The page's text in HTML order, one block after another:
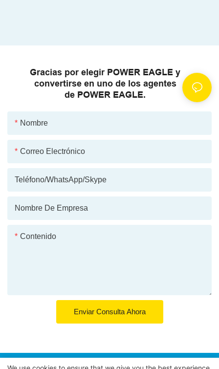
Gracias por elegir POWER EAGLE y
convertirse en uno de los agentes
de POWER EAGLE.
Nombre
Correo Electrónico
Teléfono/WhatsApp/Skype
Nombre De Empresa
Contenido
Enviar Consulta Ahora